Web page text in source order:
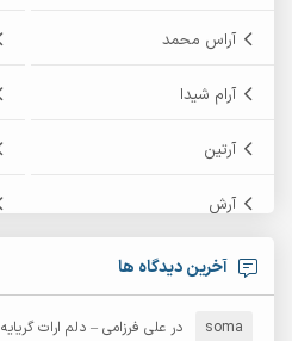
آراس محمد
آرام شیدا
آرتین
آرش
آرش امامی
آرش دی جی 2
آخرین دیدگاه ها
soma در علی فرزامی – دلم ارات گریایه